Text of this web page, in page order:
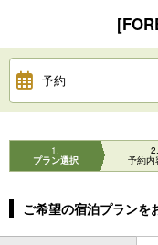
予約
1
プラン選択
2
予約内
ご希望の宿泊プランを